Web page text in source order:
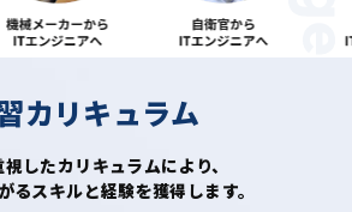
カリキュラム
したカリキュラムにより、
るスキルと経験を獲得します。